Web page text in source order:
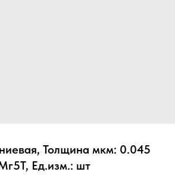
Толщина мкм: 0.045
Ед.изм.: шт